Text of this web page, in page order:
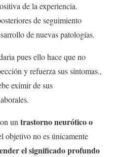
de la experiencia.
de seguimiento
de nuevas patologías.
pues ello hace que no
y refuerza sus síntomas.,
eximir de sus
untrastorno neurótico o
objetivo no es únicamente
el significado profundo